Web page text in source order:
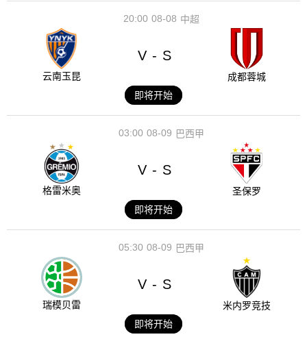
08-08
20:00 中超
云南玉昆
V - S
成都蓉城
即将开始
08-09
03:00 巴西甲
格雷米奥
V - S
圣保罗
即将开始
08-09
05:30 巴西甲
瑞模贝雷
V - S
米内罗竞技
即将开始